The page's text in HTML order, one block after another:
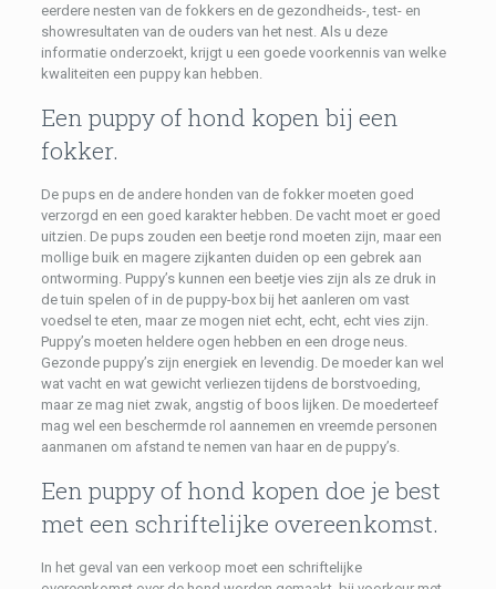
eerdere nesten van de fokkers en de gezondheids-, test- en
showresultaten van de ouders van het nest. Als u deze
informatie onderzoekt, krijgt u een goede voorkennis van welke
kwaliteiten een puppy kan hebben.
Een puppy of hond kopen bij een
fokker.
De pups en de andere honden van de fokker moeten goed
verzorgd en een goed karakter hebben. De vacht moet er goed
uitzien. De pups zouden een beetje rond moeten zijn, maar een
mollige buik en magere zijkanten duiden op een gebrek aan
ontworming. Puppy’s kunnen een beetje vies zijn als ze druk in
de tuin spelen of in de puppy-box bij het aanleren om vast
voedsel te eten, maar ze mogen niet echt, echt, echt vies zijn.
Puppy’s moeten heldere ogen hebben en een droge neus.
Gezonde puppy’s zijn energiek en levendig. De moeder kan wel
wat vacht en wat gewicht verliezen tijdens de borstvoeding,
maar ze mag niet zwak, angstig of boos lijken. De moederteef
mag wel een beschermde rol aannemen en vreemde personen
aanmanen om afstand te nemen van haar en de puppy’s.
Een puppy of hond kopen doe je best
met een schriftelijke overeenkomst.
In het geval van een verkoop moet een schriftelijke